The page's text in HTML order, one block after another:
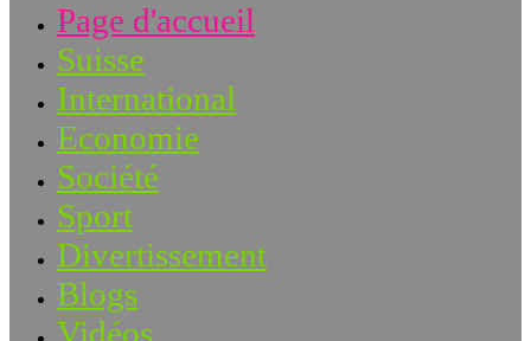
Page d'accueil
Suisse
International
Economie
Société
Sport
Divertissement
Blogs
Vidéos